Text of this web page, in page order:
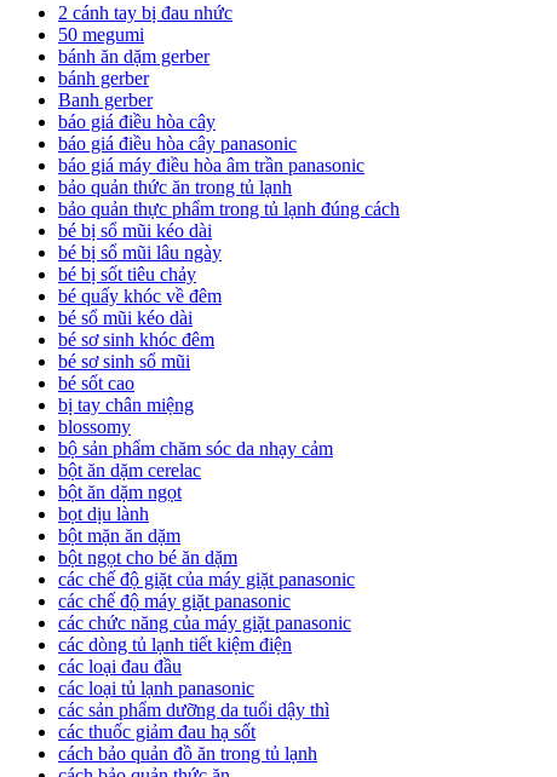
2 cánh tay bị đau nhức
50 megumi
bánh ăn dặm gerber
bánh gerber
Banh gerber
báo giá điều hòa cây
báo giá điều hòa cây panasonic
báo giá máy điều hòa âm trần panasonic
bảo quản thức ăn trong tủ lạnh
bảo quản thực phẩm trong tủ lạnh đúng cách
bé bị sổ mũi kéo dài
bé bị sổ mũi lâu ngày
bé bị sốt tiêu chảy
bé quấy khóc về đêm
bé sổ mũi kéo dài
bé sơ sinh khóc đêm
bé sơ sinh sổ mũi
bé sốt cao
bị tay chân miệng
blossomy
bộ sản phẩm chăm sóc da nhạy cảm
bột ăn dặm cerelac
bột ăn dặm ngọt
bọt dịu lành
bột mặn ăn dặm
bột ngọt cho bé ăn dặm
các chế độ giặt của máy giặt panasonic
các chế độ máy giặt panasonic
các chức năng của máy giặt panasonic
các dòng tủ lạnh tiết kiệm điện
các loại đau đầu
các loại tủ lạnh panasonic
các sản phẩm dưỡng da tuổi dậy thì
các thuốc giảm đau hạ sốt
cách bảo quản đồ ăn trong tủ lạnh